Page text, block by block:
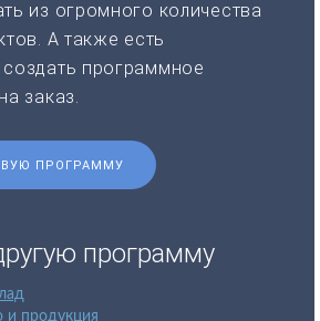
из огромного количества
А также есть
программное
заказ.
ПРОГРАММУ
программу
и продукция